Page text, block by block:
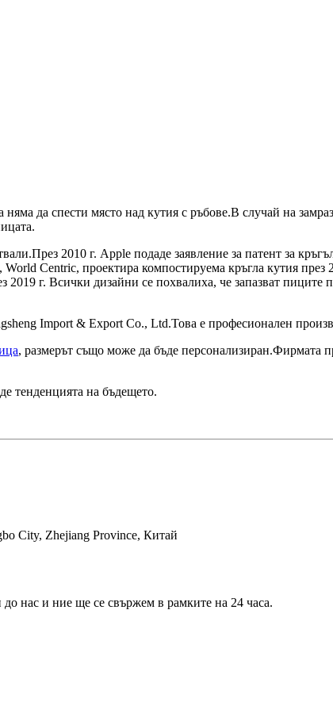
да спести място над кутия с ръбове.В случай на
2010 г. Apple подаде заявление за патент за
Centric, проектира компостируема кръгла кутия през
г. Всички дизайни се похвалиха, че запазват
Import & Export Co., Ltd.Това е професионален
, размерът също може да бъде персонализиран.Фирмата
тенденцията на бъдещето.
City, Zhejiang Province, Китай
нас и ние ще се свържем в рамките на 24 часа.